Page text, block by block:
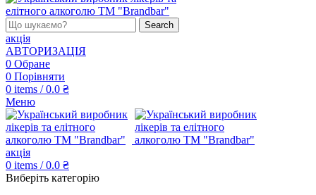
Search
акція
АВТОРИЗАЦІЯ
0 Обране
0 Порівняти
0 items / 0.0 ₴
Меню
акція
0 items / 0.0 ₴
Виберіть категорію